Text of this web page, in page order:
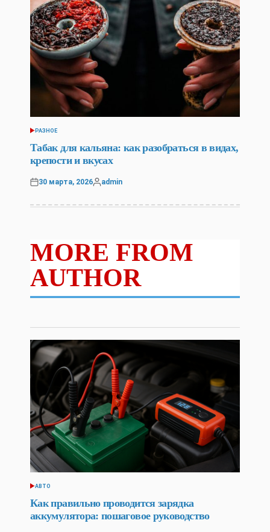
POSTED
IN
РАЗНОЕ
Табак для кальяна: как разобраться в видах,
крепости и вкусах
Posted
30 марта, 2026
Posted
admin
MORE FROM
AUTHOR
POSTED
IN
АВТО
Как правильно проводится зарядка
аккумулятора: пошаговое руководство